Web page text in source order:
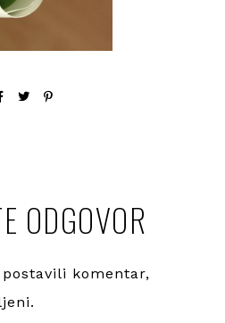
ODGOVOR
komentar,
.